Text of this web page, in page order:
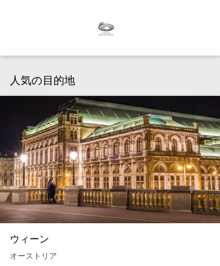
人気の目的地
ウィーン
オーストリア